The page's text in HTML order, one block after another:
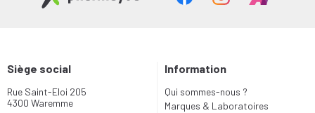
Siège social
Rue Saint-Eloi 205
4300 Waremme
Information
Qui sommes-nous ?
Marques & Laboratoires